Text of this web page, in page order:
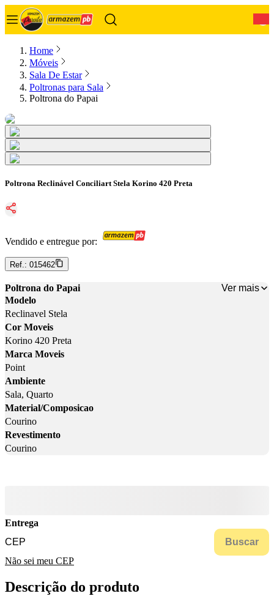
Home
Móveis
Sala De Estar
Poltronas para Sala
Poltrona do Papai
Poltrona Reclinável Conciliart Stela Korino 420 Preta
Vendido e entregue por:
Ref.: 015462
Poltrona do Papai
Ver mais
Modelo
Reclinavel Stela
Cor Moveis
Korino 420 Preta
Marca Moveis
Point
Ambiente
Sala, Quarto
Material/Composicao
Courino
Revestimento
Courino
Entrega
Buscar
Não sei meu CEP
Descrição do produto